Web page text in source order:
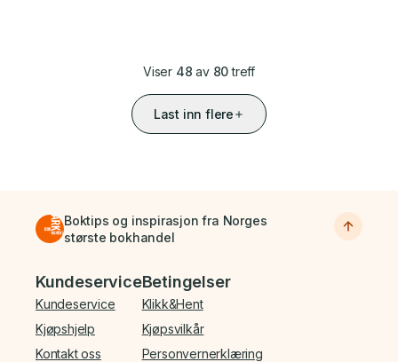
Viser 48 av 80treff
Last inn flere
Boktips og inspirasjon fra Norges
største bokhandel
Bunnmeny
Kundeservice
Kundeservice
Kjøpshjelp
Kontakt oss
Betingelser
Klikk&Hent
Kjøpsvilkår
Personvernerklæring